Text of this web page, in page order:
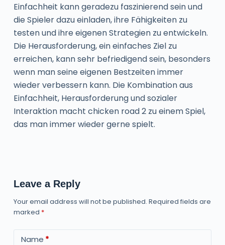
Einfachheit kann geradezu faszinierend sein und
die Spieler dazu einladen, ihre Fähigkeiten zu
testen und ihre eigenen Strategien zu entwickeln.
Die Herausforderung, ein einfaches Ziel zu
erreichen, kann sehr befriedigend sein, besonders
wenn man seine eigenen Bestzeiten immer
wieder verbessern kann. Die Kombination aus
Einfachheit, Herausforderung und sozialer
Interaktion macht chicken road 2 zu einem Spiel,
das man immer wieder gerne spielt.
Leave a Reply
Your email address will not be published. Required fields are
marked *
Name *